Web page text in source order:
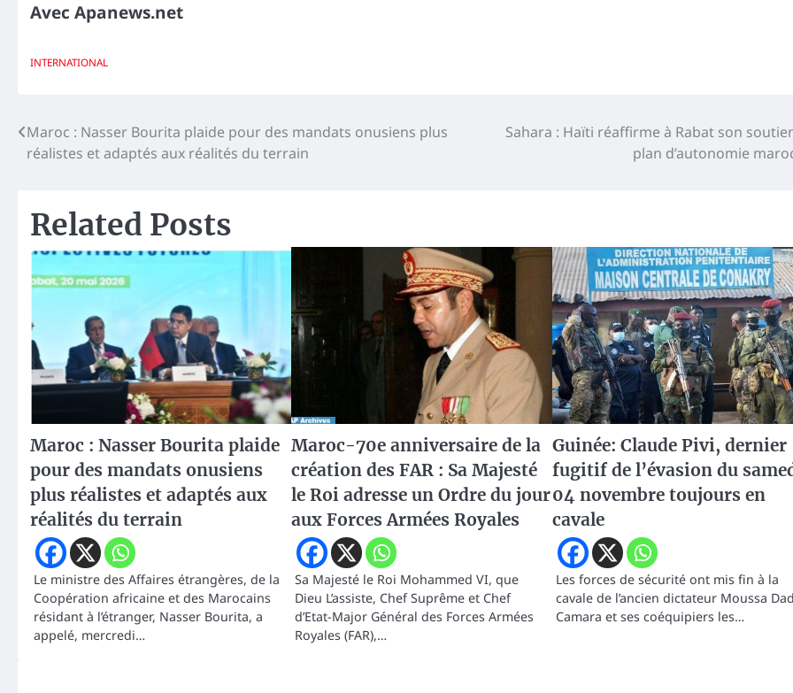
Avec Apanews.net
INTERNATIONAL
Navigation
de
Maroc : Nasser Bourita plaide pour des mandats onusiens plus
réalistes et adaptés aux réalités du terrain
Sahara : Haïti réaffirme à Rabat son
plan d’autonomie
Related Posts
Maroc : Nasser Bourita plaide
pour des mandats onusiens
plus réalistes et adaptés aux
réalités du terrain
Le ministre des Affaires étrangères, de la
Coopération africaine et des Marocains
résidant à l’étranger, Nasser Bourita, a
appelé, mercredi…
Maroc-70e anniversaire de la
création des FAR : Sa Majesté
le Roi adresse un Ordre du jour
aux Forces Armées Royales
Sa Majesté le Roi Mohammed VI, que
Dieu L’assiste, Chef Suprême et Chef
d’Etat-Major Général des Forces Armées
Royales (FAR),…
Guinée: Claude Pivi, dernier
fugitif de l’évasion du
04 novembre toujours en
cavale
Les forces de sécurité ont mis fin à la
cavale de l’ancien dictateur Moussa
Camara et ses coéquipiers les…